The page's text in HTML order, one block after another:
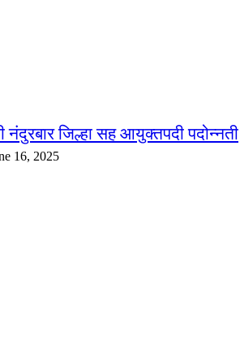
जिल्हा सह आयुक्तपदी पदोन्नती
16, 2025